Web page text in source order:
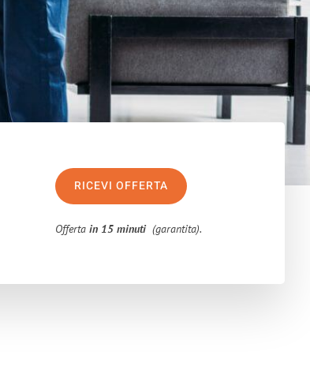
RICEVI OFFERTA
Offertain 15 minuti (garantita).